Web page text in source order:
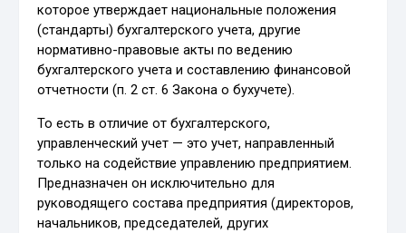
которое утверждает национальные положения
(стандарты) бухгалтерского учета, другие
нормативно-правовые акты по ведению
бухгалтерского учета и составлению финансовой
отчетности (п. 2 ст. 6 Закона о бухучете).
То есть в отличие от бухгалтерского,
управленческий учет — это учет, направленный
только на содействие управлению предприятием.
Предназначен он исключительно для
руководящего состава предприятия (директоров,
начальников, председателей, других